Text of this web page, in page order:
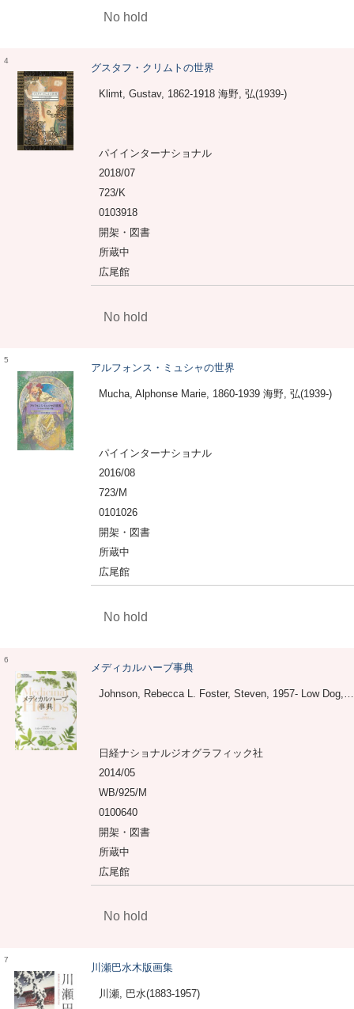
No hold
4
グスタフ・クリムトの世界
Klimt, Gustav, 1862-1918 海野, 弘(1939-)
パイインターナショナル
2018/07
723/K
0103918
開架・図書
所蔵中
広尾館
No hold
5
アルフォンス・ミュシャの世界
Mucha, Alphonse Marie, 1860-1939 海野, 弘(1939-)
パイインターナショナル
2016/08
723/M
0101026
開架・図書
所蔵中
広尾館
No hold
6
メディカルハーブ事典
Johnson, Rebecca L. Foster, Steven, 1957- Low Dog, Tieraona Kiefer, David Weil, Andrew 日本メディカルハーブ協会 関, 利枝子 倉田, 真木
日経ナショナルジオグラフィック社
2014/05
WB/925/M
0100640
開架・図書
所蔵中
広尾館
No hold
7
川瀬巴水木版画集
川瀬, 巴水(1883-1957)